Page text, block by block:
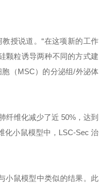
授说道。“在这项新的工作
颗粒诱导两种不同的方式建
（MSC）的分泌组/外泌体
纤维化减少了近 50%，达到
化小鼠模型中，LSC-Sec 治
小鼠模型中类似的结果。此